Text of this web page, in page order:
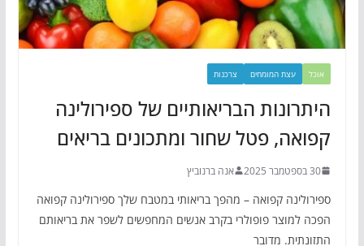
אוכל עצת המומחים צרכנות
היתרונות הבריאותיים של ספירולינה
קפואה, פטל שחור ומתכונים בריאים
30 בספטמבר 2025 אנה ברנוביץ
ספירולינה קפואה – מהפך בריאותי במטבח שלך ספירולינה קפואה
הפכה למוצר פופולרי בקרב אנשים המחפשים לשפר את בריאותם
התזונתית. מדובר